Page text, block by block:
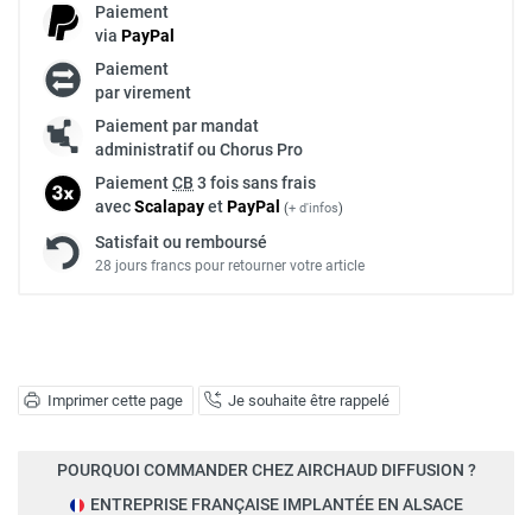
Imprimer cette page Je souhaite être rappelé
Paiement
via PayPal
Paiement
par virement
Paiement par mandat
administratif ou Chorus Pro
PaiementCB 3 fois sans frais
avecScalapayetPayPal (+ d'infos)
Satisfait ou remboursé
28 jours francs pour retourner votre article
POURQUOI COMMANDER CHEZ AIRCHAUD DIFFUSION ?
ENTREPRISE FRANÇAISE IMPLANTÉE EN ALSACE